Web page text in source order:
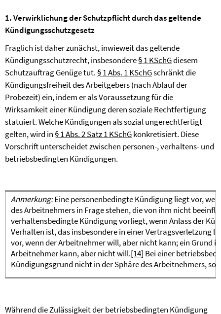
1. Verwirklichung der Schutzpflicht durch das geltende
Kündigungsschutzgesetz
Fraglich ist daher zunächst, inwieweit das geltende
Kündigungsschutzrecht, insbesondere§ 1 KSchGdiesem
Schutzauftrag Genüge tut.§ 1 Abs. 1 KSchGschränkt die
Kündigungsfreiheit des Arbeitgebers (nach Ablauf der
Probezeit) ein, indem er als Voraussetzung für die
Wirksamkeit einer Kündigung deren soziale Rechtfertigung
statuiert. Welche Kündigungen als sozial ungerechtfertigt
gelten, wird in§ 1 Abs. 2 Satz 1 KSchGkonkretisiert. Diese
Vorschrift unterscheidet zwischen personen-, verhaltens- und
betriebsbedingten Kündigungen.
Anmerkung:Eine personenbedingte Kündigung liegt vor,
des Arbeitnehmers in Frage stehen, die von ihm nicht
verhaltensbedingte Kündigung vorliegt, wenn Anlass der
Verhalten ist, das insbesondere in einer Vertragsverletzung
vor, wenn der Arbeitnehmer will, aber nicht kann; ein Grund
Arbeitnehmer kann, aber nicht will.[14] Bei einer
Kündigungsgrund nicht in der Sphäre des Arbeitnehmers,
Während die Zulässigkeit der betriebsbedingten Kündigung